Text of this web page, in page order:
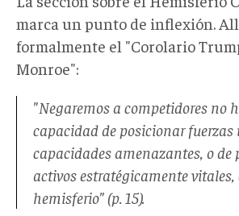
marca un punto de inflexión.
formalmente el "Corolario
Monroe":
"Negaremos a competidores no
capacidad de posicionar fuerzas
capacidades amenazantes, o de
activos estratégicamente vitales,
hemisferio" (p. 15).